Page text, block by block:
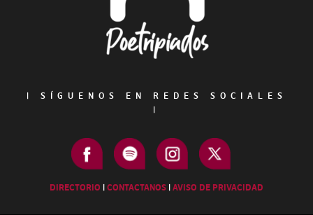
|
SÍGUENOS EN REDES SOCIALES
|
DIRECTORIO |CONTACTANOS |AVISO DE PRIVACIDAD